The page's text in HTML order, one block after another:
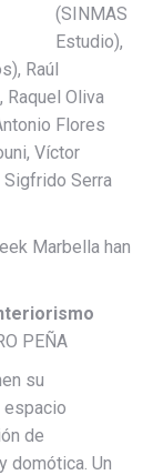
(SINMAS
Estudio),
Raúl
Raquel Oliva
Flores
Víctor
Sigfrido Serra
Marbella han
PEÑA
su
espacio
de
domótica. Un